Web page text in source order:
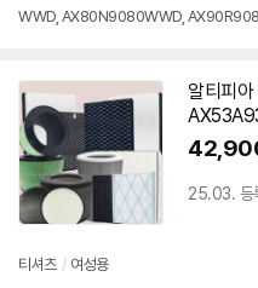
WWD, AX80N9080WWD,
알티피
25.03. 등
티셔츠 / 여성용